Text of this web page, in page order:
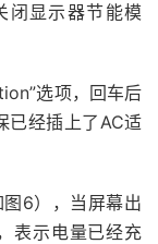
闭显示器节能模
选项，回车后
已经插上了AC适
6），当屏幕出
表示电量已经充